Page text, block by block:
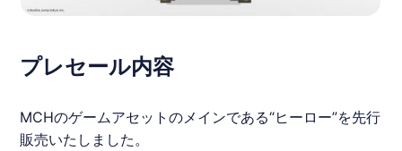
プレセール内容
MCHのゲームアセットのメインである“ヒーロー”を先⾏
販売いたしました。